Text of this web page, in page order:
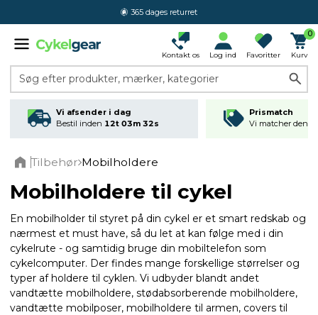
365 dages returret
Kontakt os Log ind Favoritter
0
Kurv
Søg efter produkter, mærker, kategorier
Vi afsender i dag
Bestil inden 12t 03m 32s
Prismatch
Vi matcher den
Tilbehør Mobilholdere
Mobilholdere til cykel
En mobilholder til styret på din cykel er et smart redskab og
nærmest et must have, så du let at kan følge med i din
cykelrute - og samtidig bruge din mobiltelefon som
cykelcomputer. Der findes mange forskellige størrelser og
typer af holdere til cyklen. Vi udbyder blandt andet
vandtætte mobilholdere, stødabsorberende mobilholdere,
vandtætte mobilposer, mobilholdere til armen, covers til